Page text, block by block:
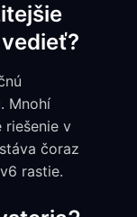
Mnohí
riešenie v
čoraz
rastie.